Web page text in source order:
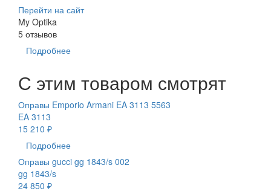
Перейти на сайт
My Optika
5 отзывов
Подробнее
С этим товаром смотрят
Оправы Emporio Armani EA 3113 5563
EA 3113
15 210 ₽
Подробнее
Оправы gucci gg 1843/s 002
gg 1843/s
24 850 ₽